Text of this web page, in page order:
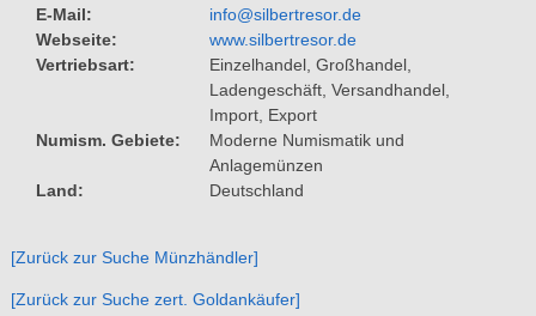
E-Mail
info@silbertresor.de
Webseite
www.silbertresor.de
Vertriebsart
Einzelhandel, Großhandel,
Ladengeschäft, Versandhandel,
Import, Export
Numism. Gebiete
Moderne Numismatik und
Anlagemünzen
Land
Deutschland
[Zurück zur Suche Münzhändler]
[Zurück zur Suche zert. Goldankäufer]